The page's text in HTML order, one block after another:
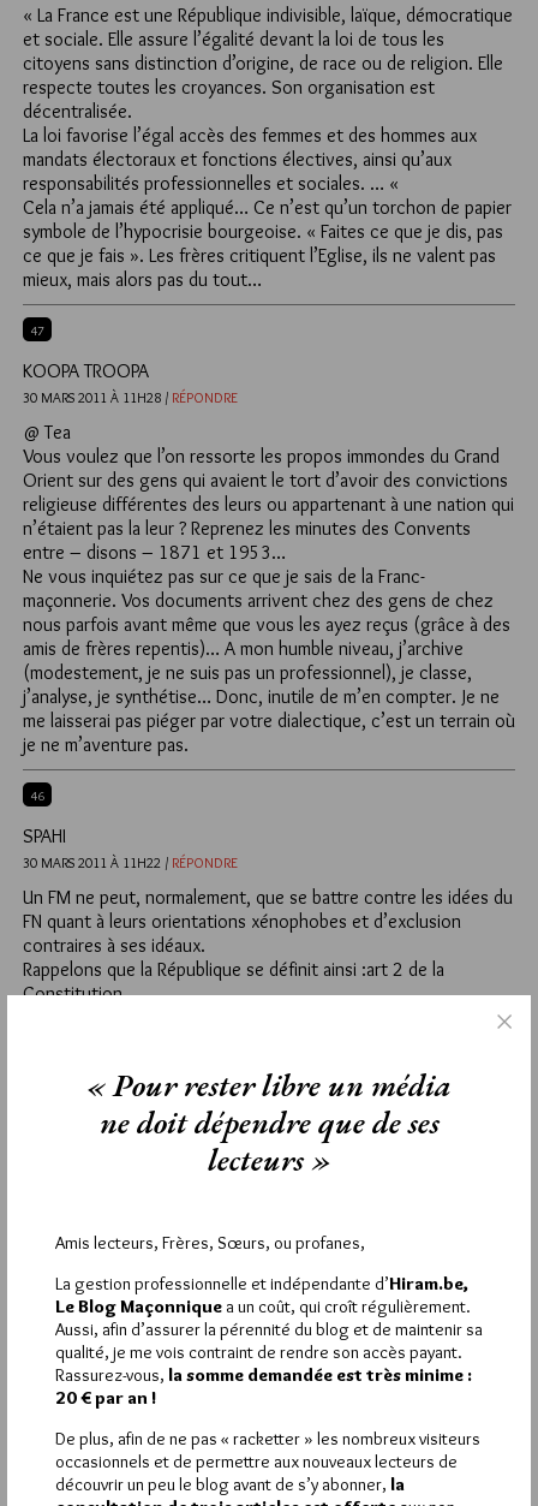
« La France est une République indivisible, laïque, démocratique
et sociale. Elle assure l’égalité devant la loi de tous les
citoyens sans distinction d’origine, de race ou de religion. Elle
respecte toutes les croyances. Son organisation est
décentralisée.
La loi favorise l’égal accès des femmes et des hommes aux
mandats électoraux et fonctions électives, ainsi qu’aux
responsabilités professionnelles et sociales. … «
Cela n’a jamais été appliqué… Ce n’est qu’un torchon de papier
symbole de l’hypocrisie bourgeoise. « Faites ce que je dis, pas
ce que je fais ». Les frères critiquent l’Eglise, ils ne valent pas
mieux, mais alors pas du tout…
47
KOOPA TROOPA
30 MARS 2011 À 11H28 / RÉPONDRE
@ Tea
Vous voulez que l’on ressorte les propos immondes du Grand
Orient sur des gens qui avaient le tort d’avoir des convictions
religieuse différentes des leurs ou appartenant à une nation qui
n’étaient pas la leur ? Reprenez les minutes des Convents
entre – disons – 1871 et 1953…
Ne vous inquiétez pas sur ce que je sais de la Franc-
maçonnerie. Vos documents arrivent chez des gens de chez
nous parfois avant même que vous les ayez reçus (grâce à des
amis de frères repentis)… A mon humble niveau, j’archive
(modestement, je ne suis pas un professionnel), je classe,
j’analyse, je synthétise… Donc, inutile de m’en compter. Je ne
me laisserai pas piéger par votre dialectique, c’est un terrain où
je ne m’aventure pas.
46
SPAHI
30 MARS 2011 À 11H22 / RÉPONDRE
Un FM ne peut, normalement, que se battre contre les idées du
FN quant à leurs orientations xénophobes et d’exclusion
contraires à ses idéaux.
Rappelons que la République se définit ainsi :art 2 de la
Constitution
…La France est une République indivisible, laïque, démocratique
respecte toutes les croyances. Son organisation est
La loi favorise l’égal accès des femmes et des hommes aux
mandats électoraux et fonctions électives, ainsi qu’aux
et qu’il apparait de plus en plus que la constitution ne doit pas
être bien intégrée dans la tête du parti au pouvoir en France.
30 MARS 2011 À 11H17 / RÉPONDRE
« on va juger présentement une gente dame issue de
l’immigration africaine qui avait traité les Français leucodermes
de « sous-chiens »… Mais le racisme est légal en France quand
il émane de certaines personnes «
« Pour rester libre un média
ne doit dépendre que de ses
lecteurs »
Amis lecteurs, Frères, Sœurs, ou profanes,
La gestion professionnelle et indépendante d’Hiram.be,
Le Blog Maçonnique a un coût, qui croît régulièrement.
Aussi, afin d’assurer la pérennité du blog et de maintenir sa
qualité, je me vois contraint de rendre son accès payant.
Rassurez-vous, la somme demandée est très minime :
20 € par an !
De plus, afin de ne pas « racketter » les nombreux visiteurs
occasionnels et de permettre aux nouveaux lecteurs de
découvrir un peu le blog avant de s’y abonner, la